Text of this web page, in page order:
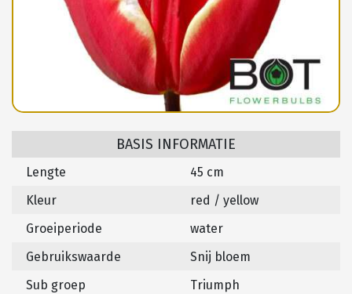
BASIS INFORMATIE
Lengte
45 cm
Kleur
red / yellow
Groeiperiode
water
Gebruikswaarde
Snij bloem
Sub groep
Triumph